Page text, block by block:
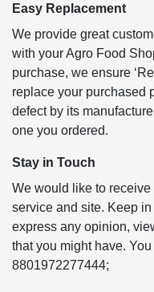
Easy Replacement
We provide great
with your Agro Food
purchase, we ensure
replace your purchased
defect by its
one you ordered.
Stay in Touch
We would like to
service and site. Keep
express any opinion,
that you might have.
8801972277444;